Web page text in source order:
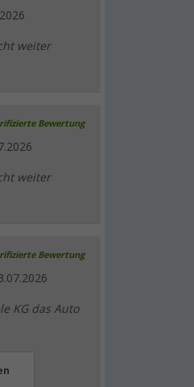
weiter
Bewertung
weiter
Bewertung
KG das Auto